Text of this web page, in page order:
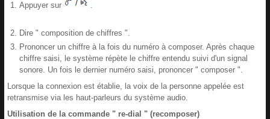
Appuyer sur .
Dire " composition de chiffres ".
Prononcer un chiffre à la fois du numéro à composer. Après chaque
chiffre saisi, le système répète le chiffre entendu suivi d'un signal
sonore. Un fois le dernier numéro saisi, prononcer " composer ".
Lorsque la connexion est établie, la voix de la personne appelée est
retransmise via les haut-parleurs du système audio.
Utilisation de la commande " re-dial " (recomposer)